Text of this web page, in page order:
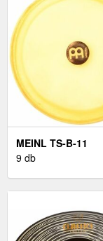
MEINL TS-B-11
9 db